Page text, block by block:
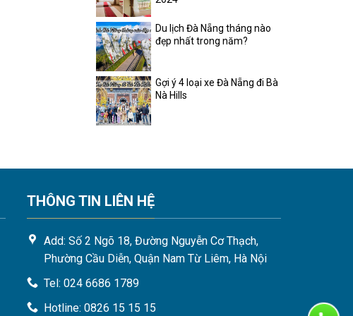
khô từ giữa tháng 11 đến tháng 6 năm sau. Vào mùa
của con người bị trì trệ. Còn mùa khô chính là thời
Du lịch Đà Nẵng tháng nào
đẹp nhất trong năm?
Gợi ý 4 loại xe Đà Nẵng đi Bà
Nà Hills
THÔNG TIN LIÊN HỆ
Add: Số 2 Ngõ 18, Đường Nguyễn Cơ Thạch,
Phường Cầu Diễn, Quận Nam Từ Liêm, Hà Nội
Tel: 024 6686 1789
Hotline: 0826 15 15 15